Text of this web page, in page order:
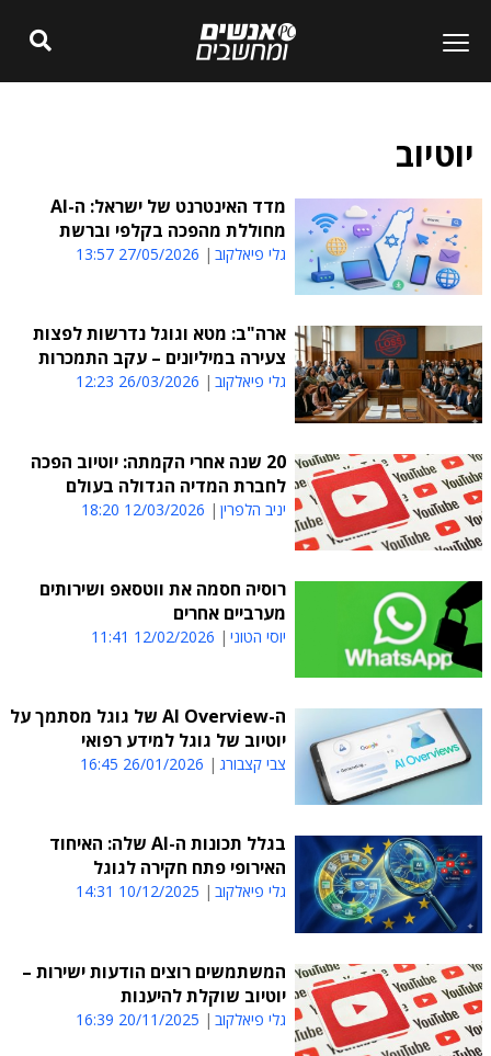
יוטיוב
מדד האינטרנט של ישראל: ה-AI
מחוללת מהפכה בקלפי וברשת
גלי פיאלקוב 27/05/2026 13:57
ארה"ב: מטא וגוגל נדרשות לפצות
צעירה במיליונים – עקב התמכרות
גלי פיאלקוב 26/03/2026 12:23
20 שנה אחרי הקמתה: יוטיוב הפכה
לחברת המדיה הגדולה בעולם
יניב הלפרין 12/03/2026 18:20
רוסיה חסמה את ווטסאפ ושירותים
מערביים אחרים
יוסי הטוני 12/02/2026 11:41
ה-AI Overview של גוגל מסתמך על
יוטיוב של גוגל למידע רפואי
צבי קצבורג 26/01/2026 16:45
בגלל תכונות ה-AI שלה: האיחוד
האירופי פתח חקירה לגוגל
גלי פיאלקוב 10/12/2025 14:31
המשתמשים רוצים הודעות ישירות –
יוטיוב שוקלת להיענות
גלי פיאלקוב 20/11/2025 16:39